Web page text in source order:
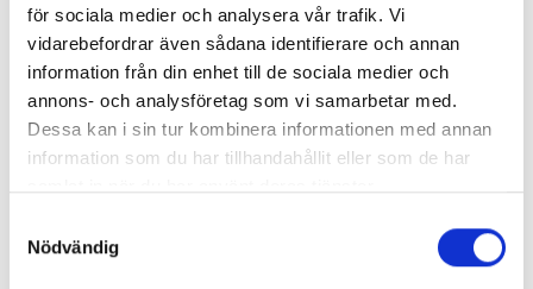
för sociala medier och analysera vår trafik. Vi
vidarebefordrar även sådana identifierare och annan
information från din enhet till de sociala medier och
annons- och analysföretag som vi samarbetar med.
Dessa kan i sin tur kombinera informationen med annan
information som du har tillhandahållit eller som de har
Nödvändig
skärgården